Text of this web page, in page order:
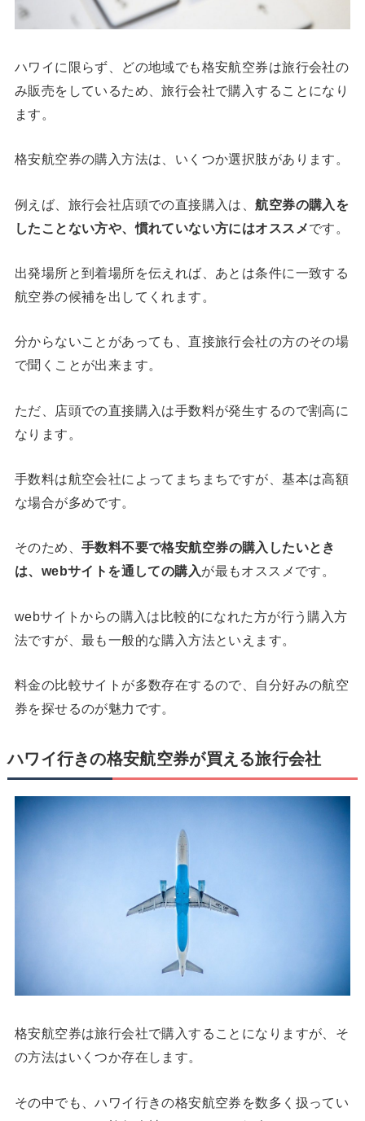
ハワイに限らず、どの地域でも格安航空券は旅行会社の
み販売をしているため、旅行会社で購入することになり
ます。
格安航空券の購入方法は、いくつか選択肢があります。
例えば、旅行会社店頭での直接購入は、航空券の購入を
したことない方や、慣れていない方にはオススメです。
出発場所と到着場所を伝えれば、あとは条件に一致する
航空券の候補を出してくれます。
分からないことがあっても、直接旅行会社の方のその場
で聞くことが出来ます。
ただ、店頭での直接購入は手数料が発生するので割高に
なります。
手数料は航空会社によってまちまちですが、基本は高額
な場合が多めです。
そのため、 手数料不要で格安航空券の購入したいとき
は、webサイトを通しての購入が最もオススメです。
webサイトからの購入は比較的になれた方が行う購入方
法ですが、最も一般的な購入方法といえます。
料金の比較サイトが多数存在するので、自分好みの航空
券を探せるのが魅力です。
ハワイ行きの格安航空券が買える旅行会社
格安航空券は旅行会社で購入することになりますが、そ
の方法はいくつか存在します。
その中でも、ハワイ行きの格安航空券を数多く扱ってい